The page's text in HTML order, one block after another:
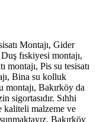
Montajı, Gider
fıskiyesi montajı,
montajı, Pis su tesisatı
Bina su kolluk
montajı, Bakırköy da
sigortasıdır. Sıhhi
kaliteli malzeme ve
Bakırköy